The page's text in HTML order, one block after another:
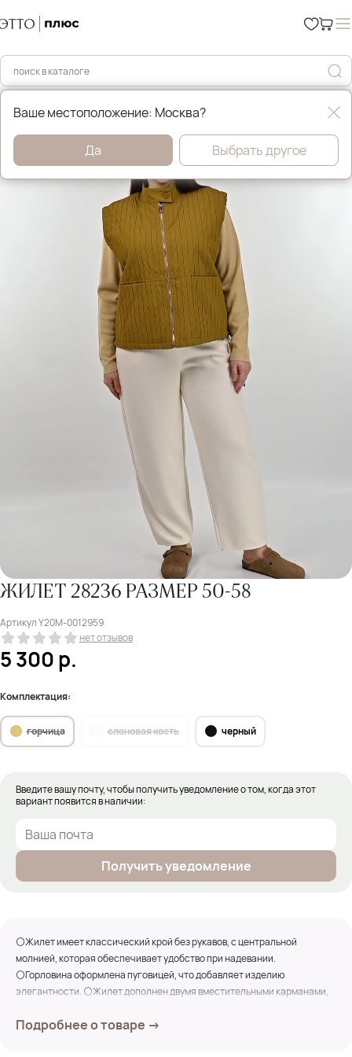
Главная Жилеты
ЖИЛЕТ 28236 РАЗМЕР 50-58
АртикулY20M-0012959
нет отзывов
5 300р.
Комплектация:
горчица слоновая кость черный
Введите вашу почту, чтобы получить уведомление о том, когда этот
вариант появится в наличии:
Получить уведомление
⚪Жилет имеет классический крой без рукавов, с центральной
молнией, которая обеспечивает удобство при надевании.
⚪Горловина оформлена пуговицей, что добавляет изделию
элегантности. ⚪Жилет дополнен двумя вместительными карманами,
⚪Этот жилет станет отличным выбором для осенних прогулок или
Подробнее о товаре →
Ваше местоположение: Москва?
Да Выбрать другое